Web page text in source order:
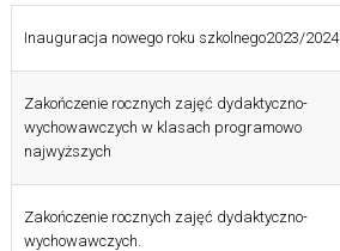
Inauguracja nowego roku szkolnego2023/2024
Zakończenie rocznych zajęć dydaktyczno-
wychowawczych w klasach programowo
najwyższych
Zakończenie rocznych zajęć dydaktyczno-
wychowawczych.